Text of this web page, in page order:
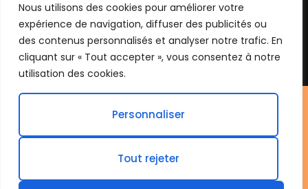
Nous utilisons des cookies pour améliorer votre
expérience de navigation, diffuser des publicités ou
des contenus personnalisés et analyser notre trafic. En
cliquant sur « Tout accepter », vous consentez à notre
utilisation des cookies.
Personnaliser
Tout rejeter
Mentions Légales
Plan du Site